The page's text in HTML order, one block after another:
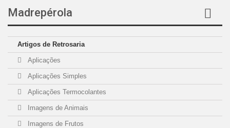
Madrepérola
Artigos de Retrosaria
Aplicações
Aplicações Simples
Aplicações Termocolantes
Imagens de Animais
Imagens de Frutos